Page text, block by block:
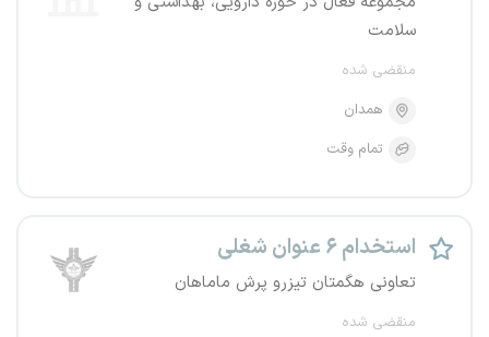
سلامت
منقضی شده
همدان
تمام وقت
استخدام ۶ عنوان شغلی
تعاونی هگمتان تیزرو پرش ماماهان
منقضی شده